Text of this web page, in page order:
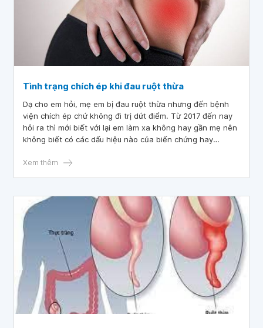
Tình trạng chích ép khi đau ruột thừa
Dạ cho em hỏi, mẹ em bị đau ruột thừa nhưng đến bệnh
viện chích ép chứ không đi trị dứt điểm. Từ 2017 đến nay
hỏi ra thì mới biết với lại em làm xa không hay gần mẹ nên
không biết có các dấu hiệu nào của biến chứng hay
em và cách giải quyết tình trạng chích ép khi đau ruột thừa
Xem thêm